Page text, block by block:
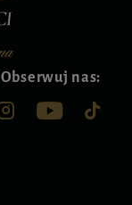
Obserwuj nas: